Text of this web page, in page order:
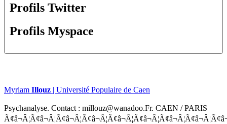
Profils Twitter
Profils Myspace
Myriam Illouz | Université Populaire de Caen
Psychanalyse. Contact : millouz@wanadoo.Fr. CAEN / PARIS